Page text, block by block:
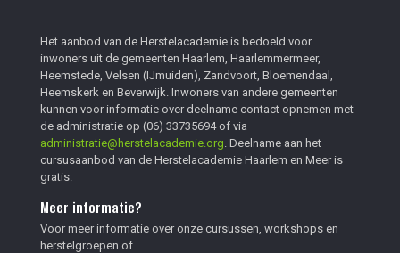
Het aanbod van de Herstelacademie is bedoeld voor
inwoners uit de gemeenten Haarlem, Haarlemmermeer,
Heemstede, Velsen (IJmuiden), Zandvoort, Bloemendaal,
Heemskerk en Beverwijk. Inwoners van andere gemeenten
kunnen voor informatie over deelname contact opnemen met
de administratie op (06) 33735694of via
administratie@herstelacademie.org. Deelname aan het
cursusaanbod van de Herstelacademie Haarlem en Meer is
gratis.
Meer informatie?
Voor meer informatie over onze cursussen, workshops en
herstelgroepen of